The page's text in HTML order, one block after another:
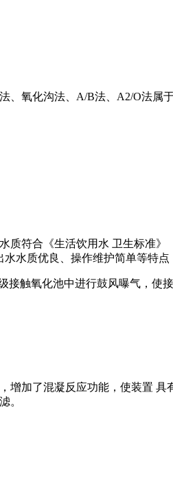
氧化沟法、A/B法、A2/O法属
符合《生活饮用水 卫生标准
水质优良、操作维护简单等特
触氧化池中进行鼓风曝气，使
加了混凝反应功能，使装置
。